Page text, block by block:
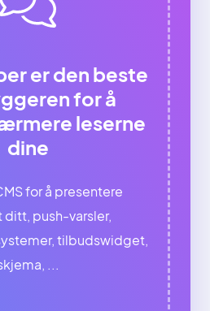
er den beste
for å
leserne
dine
for å presentere
ditt, push-varsler,
tilbudswidget,
...